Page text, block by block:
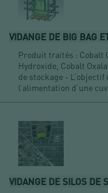
VIDANGE DE BIG BAG
Produit traités : Cobalt
Hydroxide, Cobalt
de stockage -
l’alimentation d’une
VIDANGE DE SILOS DE